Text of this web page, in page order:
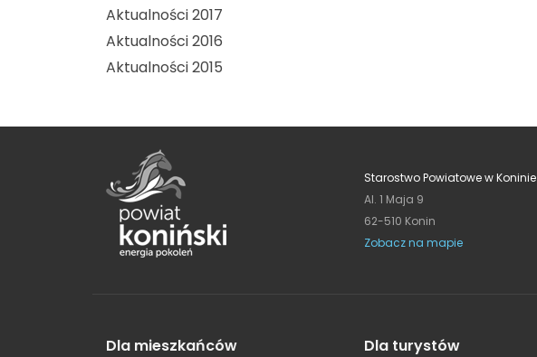
Aktualności 2017
Aktualności 2016
Aktualności 2015
Starostwo Powiatowe w Koninie
Al. 1 Maja 9
62-510 Konin
Zobacz na mapie
Dla mieszkańców Dla turystów